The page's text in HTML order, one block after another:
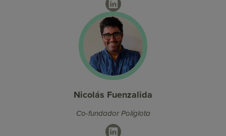
Nicolás Fuenzalida
Co-fundador Políglota
LinkedIn